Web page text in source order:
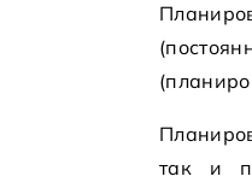
так и